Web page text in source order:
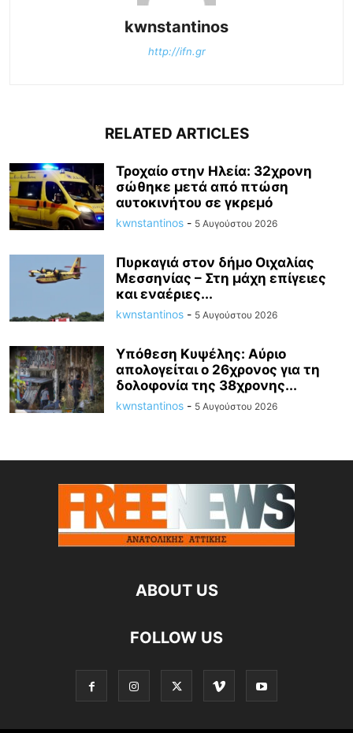
kwnstantinos
http://ifn.gr
RELATED ARTICLES
Τροχαίο στην Ηλεία: 32χρονη
σώθηκε μετά από πτώση
αυτοκινήτου σε γκρεμό
kwnstantinos - 5 Αυγούστου 2026
Πυρκαγιά στον δήμο Οιχαλίας
Μεσσηνίας – Στη μάχη επίγειες
και εναέριες...
kwnstantinos - 5 Αυγούστου 2026
Υπόθεση Κυψέλης: Αύριο
απολογείται ο 26χρονος για τη
δολοφονία της 38χρονης...
kwnstantinos - 5 Αυγούστου 2026
ABOUT US
FOLLOW US